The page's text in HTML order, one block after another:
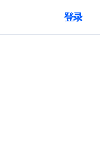
登录